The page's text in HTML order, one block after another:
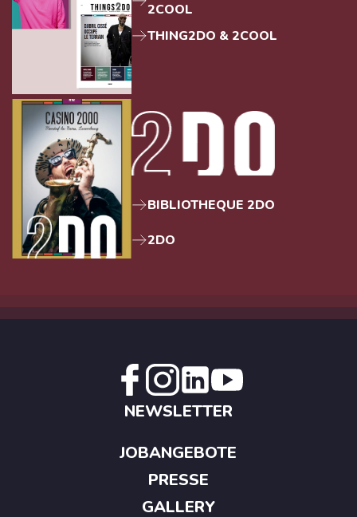
2COOL
THING2DO & 2COOL
BIBLIOTHEQUE 2DO
2DO
NEWSLETTER
JOBANGEBOTE
PRESSE
GALLERY